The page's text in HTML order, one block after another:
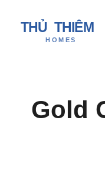
Gold